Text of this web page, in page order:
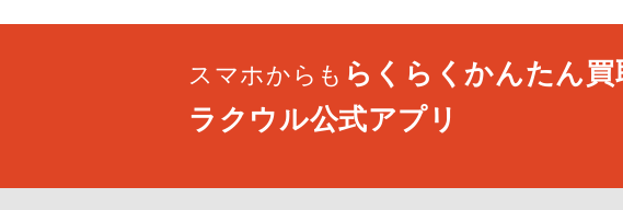
スマホからも らくらくかんたん買
ラクウル公式アプリ